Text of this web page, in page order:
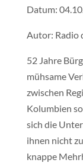
Datum:
Autor: Radio
52 Jahre
mühsame
zwischen
Kolumbien
sich die
ihnen nicht
knappe